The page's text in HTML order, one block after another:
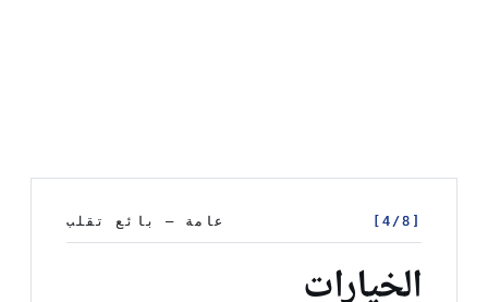
عامة — بائع تقلب
عامة — بائع تقلب